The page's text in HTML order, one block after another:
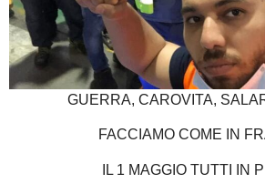
GUERRA, CAROVITA,
FACCIAMO COME IN
IL 1 MAGGIO TUTTI IN